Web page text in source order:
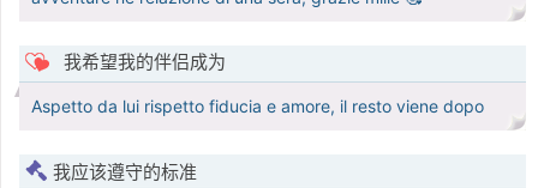
我希望我的伴侣成为
Aspetto da lui rispetto fiducia e amore, il resto viene dopo
我应该遵守的标准